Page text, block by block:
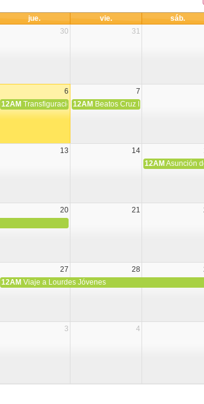
jue. vie. sáb.
30 31
6 7
12AM Transfiguración del Señor
12AM Beatos Cruz Laplana, obispo, y
13 14
12AM Asunción
20 21
27 28
12AM Viaje a Lourdes Jóvenes
3 4